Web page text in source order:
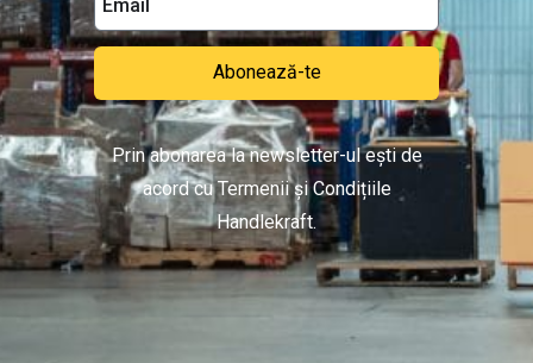
Abonează-te
Prin abonarea la newsletter-ul ești de
acord cu Termenii și Condițiile
Handlekraft.